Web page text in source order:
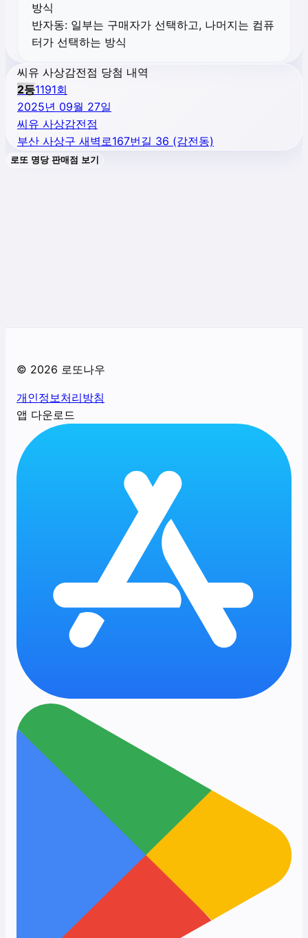
방식
반자동: 일부는 구매자가 선택하고, 나머지는 컴퓨
터가 선택하는 방식
씨유 사상감전점 당첨 내역
2등1191회
2025년 09월 27일
씨유 사상감전점
부산 사상구 새벽로167번길 36 (감전동)
로또 명당 판매점 보기
© 2026 로또나우
개인정보처리방침
앱 다운로드